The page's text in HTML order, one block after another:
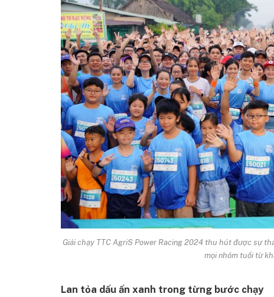
Giải chạy TTC AgriS Power Racing 2024 thu hút được sự
mọi nhóm tuổi từ
Lan tỏa dấu ấn xanh trong từng bước chạy